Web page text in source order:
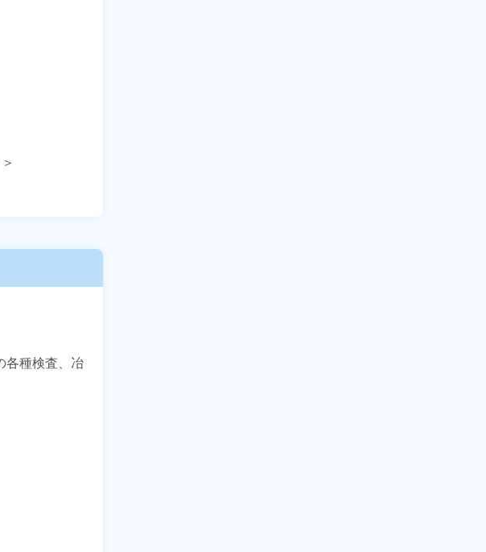
各種検査、冶